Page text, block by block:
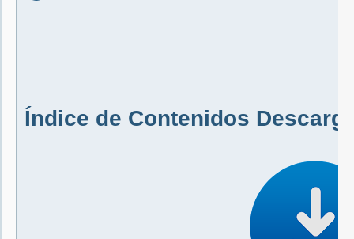
Índice de Contenidos